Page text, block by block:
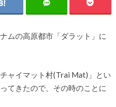
ムの高原都市「ダラット」に
ャイマット村(Trai Mat)」とい
てきたので、その時のことに